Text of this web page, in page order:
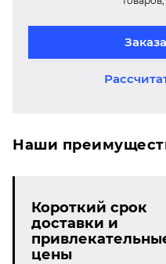
Наши
Короткий срок
доставки и
цены